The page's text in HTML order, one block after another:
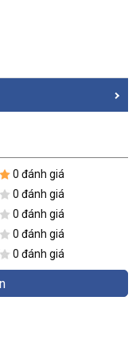
0 đánh giá
0 đánh giá
0 đánh giá
0 đánh giá
0 đánh giá